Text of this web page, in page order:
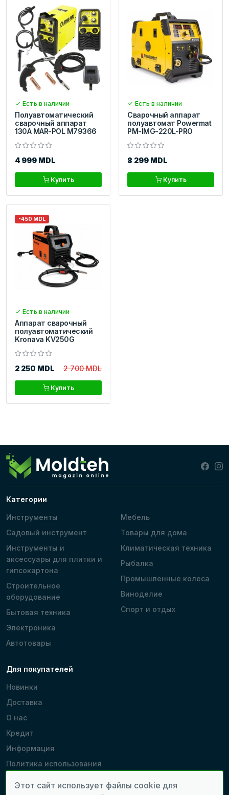
Есть в наличии
Полуавтоматический
сварочный аппарат
130A MAR-POL M79366
4 999 MDL
Купить
Есть в наличии
Сварочный аппарат
полуавтомат Powermat
PM-IMG-220L-PRO
8 299 MDL
Купить
-450 MDL
Есть в наличии
Аппарат сварочный
полуавтоматический
Kronava KV250G
2 250 MDL 2 700 MDL
Купить
Категории
Инструменты
Садовый инструмент
Инструменты и
аксессуары для плитки и
гипсокартона
Строительное
оборудование
Бытовая техника
Электроника
Автотовары
Мебель
Товары для дома
Климатическая техника
Рыбалка
Промышленные колеса
Виноделие
Спорт и отдых
Для покупателей
Новинки
Доставка
О нас
Кредит
Информация
Политика использования
cookie
Производители
Этот сайт использует файлы cookie для